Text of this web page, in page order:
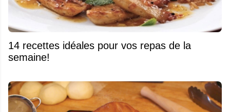
14 recettes idéales pour vos repas de la
semaine!